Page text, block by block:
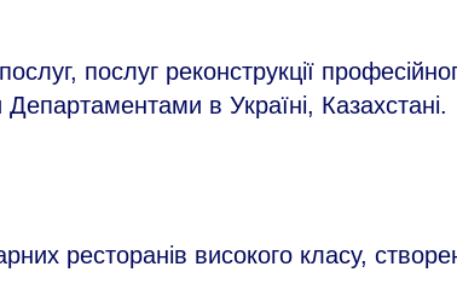
послуг реконструкції
в Україні, Казахстані.
ресторанів високого класу,